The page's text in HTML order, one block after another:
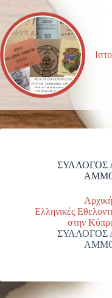
περιεχόμενο
ΣΥΛΛΟΓΟΣ
Ελληνικές
στην
ΣΥΛΛΟΓΟΣ